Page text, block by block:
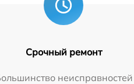
Срочный ремонт
неисправностей